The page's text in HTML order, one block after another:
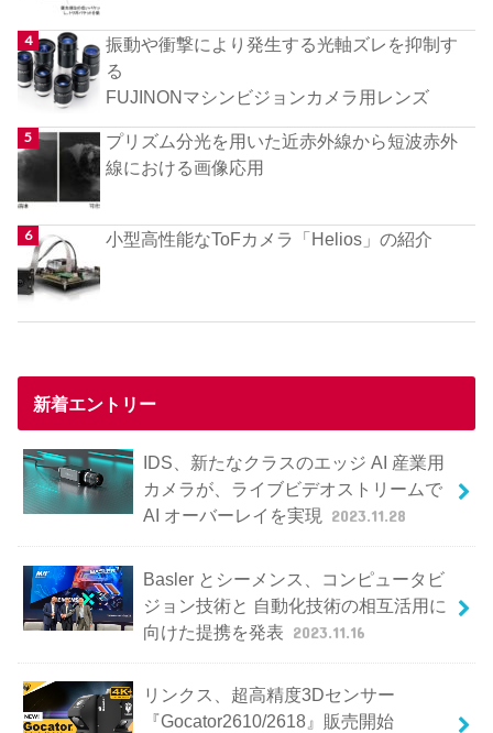
振動や衝撃により発生する光軸ズレを抑制す
る
FUJINONマシンビジョンカメラ用レンズ
プリズム分光を用いた近赤外線から短波赤外
線における画像応用
小型高性能なToFカメラ「Helios」の紹介
新着エントリー
IDS、新たなクラスのエッジ AI 産業用
カメラが、ライブビデオストリームで
AI オーバーレイを実現
2023.11.28
Basler とシーメンス、コンピュータビ
ジョン技術と 自動化技術の相互活用に
向けた提携を発表 2023.11.16
リンクス、超高精度3Dセンサー
『Gocator2610/2618』販売開始